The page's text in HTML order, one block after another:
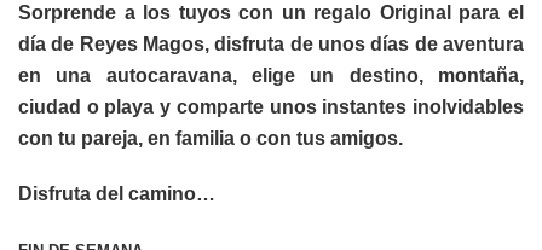
Sorprende a los tuyos con un regalo Original para el
día de Reyes Magos, disfruta de unos días de aventura
en una autocaravana, elige un destino, montaña,
ciudad o playa y comparte unos instantes inolvidables
con tu pareja, en familia o con tus amigos.
Disfruta del camino…